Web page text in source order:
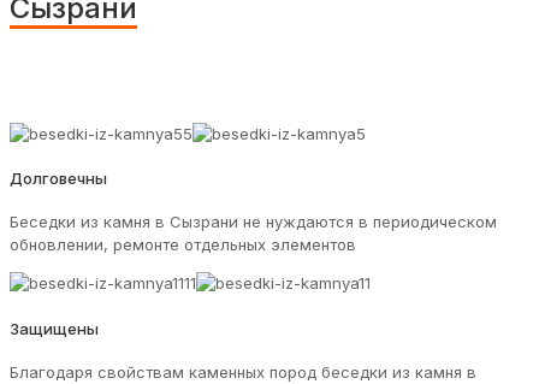
Сызрани
Долговечны
Беседки из камня в Сызрани не нуждаются в периодическом
обновлении, ремонте отдельных элементов
Защищены
Благодаря свойствам каменных пород беседки из камня в